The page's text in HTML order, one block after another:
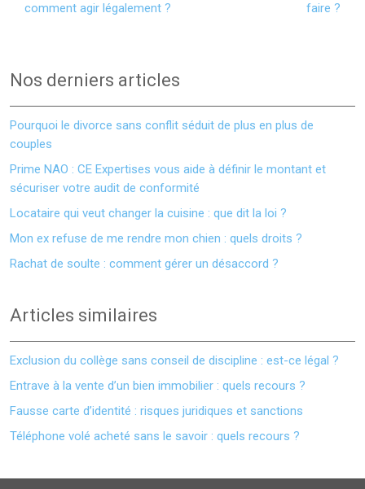
comment agir légalement ?
faire ?
Nos derniers articles
Pourquoi le divorce sans conflit séduit de plus en plus de
couples
Prime NAO : CE Expertises vous aide à définir le montant et
sécuriser votre audit de conformité
Locataire qui veut changer la cuisine : que dit la loi ?
Mon ex refuse de me rendre mon chien : quels droits ?
Rachat de soulte : comment gérer un désaccord ?
Articles similaires
Exclusion du collège sans conseil de discipline : est-ce légal ?
Entrave à la vente d’un bien immobilier : quels recours ?
Fausse carte d’identité : risques juridiques et sanctions
Téléphone volé acheté sans le savoir : quels recours ?